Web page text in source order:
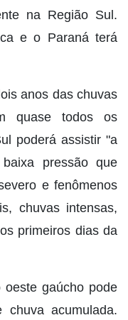
na Região Sul.
e o Paraná terá
anos das chuvas
quase todos os
poderá assistir "a
pressão que
e fenômenos
chuvas intensas,
primeiros dias da
oeste gaúcho pode
acumulada.